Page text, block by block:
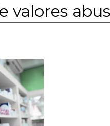
valores